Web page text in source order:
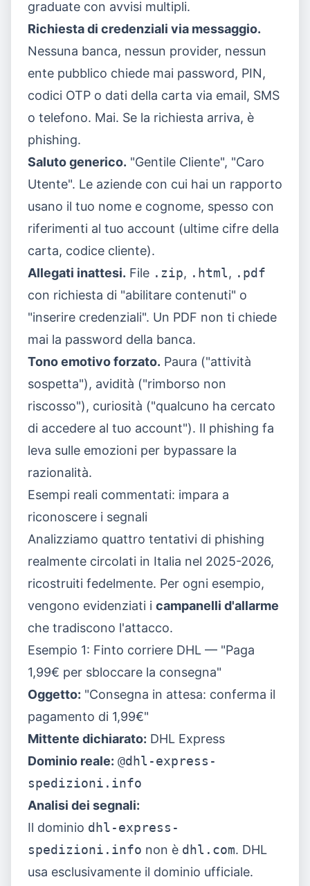
graduate con avvisi multipli.
Richiesta di credenziali via messaggio.
Nessuna banca, nessun provider, nessun
ente pubblico chiede mai password, PIN,
codici OTP o dati della carta via email, SMS
o telefono. Mai. Se la richiesta arriva, è
phishing.
Saluto generico. "Gentile Cliente", "Caro
Utente". Le aziende con cui hai un rapporto
usano il tuo nome e cognome, spesso con
riferimenti al tuo account (ultime cifre della
carta, codice cliente).
Allegati inattesi. File .zip, .html, .pdf
con richiesta di "abilitare contenuti" o
"inserire credenziali". Un PDF non ti chiede
mai la password della banca.
Tono emotivo forzato. Paura ("attività
sospetta"), avidità ("rimborso non
riscosso"), curiosità ("qualcuno ha cercato
di accedere al tuo account"). Il phishing fa
leva sulle emozioni per bypassare la
razionalità.
Esempi reali commentati: impara a
riconoscere i segnali
Analizziamo quattro tentativi di phishing
realmente circolati in Italia nel 2025-2026,
ricostruiti fedelmente. Per ogni esempio,
vengono evidenziati i campanelli d'allarme
che tradiscono l'attacco.
Esempio 1: Finto corriere DHL — "Paga
1,99€ per sbloccare la consegna"
Oggetto: "Consegna in attesa: conferma il
pagamento di 1,99€"
Mittente dichiarato: DHL Express
Dominio reale: @dhl-express-
spedizioni.info
Analisi dei segnali:
Il dominio dhl-express-
spedizioni.info non è dhl.com. DHL
usa esclusivamente il dominio ufficiale.